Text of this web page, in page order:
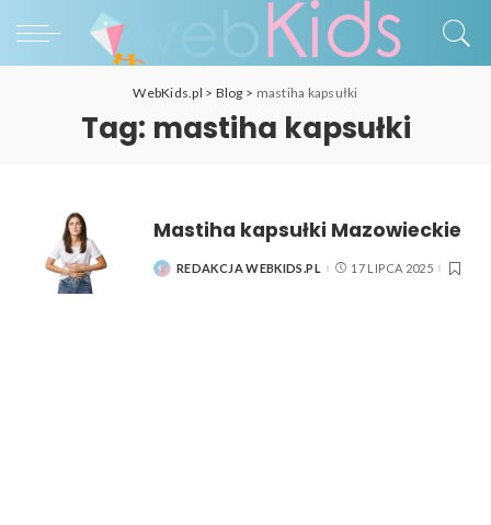
WebKids.pl > Blog > mastiha kapsułki
Tag: mastiha kapsułki
Mastiha kapsułki Mazowieckie
POSTED
REDAKCJA WEBKIDS.PL 17 LIPCA 2025